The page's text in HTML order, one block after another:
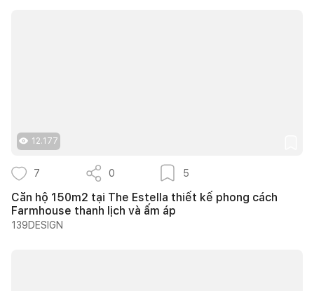
12.177
7 0 5
Căn hộ 150m2 tại The Estella thiết kế phong cách
Farmhouse thanh lịch và ấm áp
139DESIGN